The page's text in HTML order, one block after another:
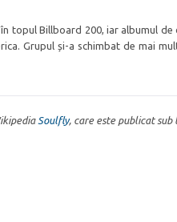
topul Billboard 200, iar albumul
Grupul și-a schimbat de mai
Soulfly, care este publicat sub